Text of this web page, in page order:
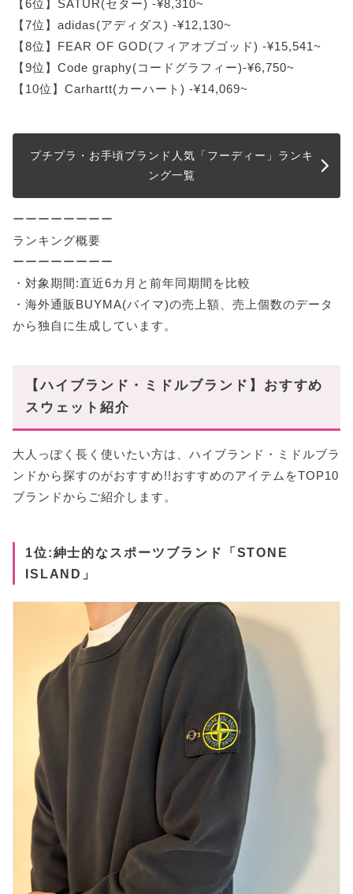
【6位】SATUR(セター) -¥8,310~
【7位】adidas(アディダス) -¥12,130~
【8位】FEAR OF GOD(フィアオブゴッド) -¥15,541~
【9位】Code graphy(コードグラフィー)-¥6,750~
【10位】Carhartt(カーハート) -¥14,069~
プチプラ・お手頃ブランド人気「フーディー」ランキ
ング一覧
ーーーーーーーー
ランキング概要
ーーーーーーーー
・対象期間:直近6カ月と前年同期間を比較
・海外通販BUYMA(バイマ)の売上額、売上個数のデータ
から独自に生成しています。
【ハイブランド・ミドルブランド】おすすめ
スウェット紹介
大人っぽく長く使いたい方は、ハイブランド・ミドルブラ
ンドから探すのがおすすめ!!おすすめのアイテムをTOP10
ブランドからご紹介します。
1位:紳士的なスポーツブランド「STONE
ISLAND」